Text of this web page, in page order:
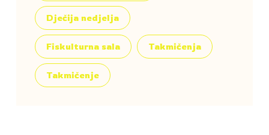
Dječija nedjelja
Fiskulturna sala Takmičenja
Takmičenje